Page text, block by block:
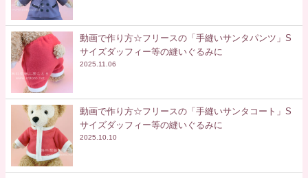
動画で作り方☆フリースの「手縫いサンタパンツ」S
サイズダッフィー等の縫いぐるみに
2025.11.06
動画で作り方☆フリースの「手縫いサンタコート」S
サイズダッフィー等の縫いぐるみに
2025.10.10